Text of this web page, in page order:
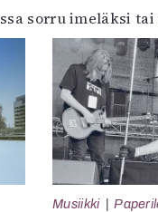
sorru imeläksi
Musiikki